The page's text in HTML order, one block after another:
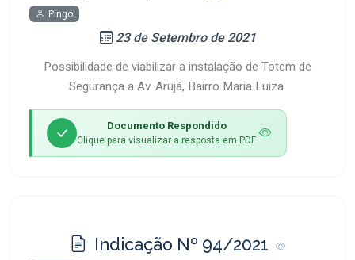
Pingo
23 de Setembro de 2021
Possibilidade de viabilizar a instalação de Totem de
Segurança a Av. Arujá, Bairro Maria Luiza.
Documento Respondido
Clique para visualizar a resposta em PDF
Indicação Nº 94/2021